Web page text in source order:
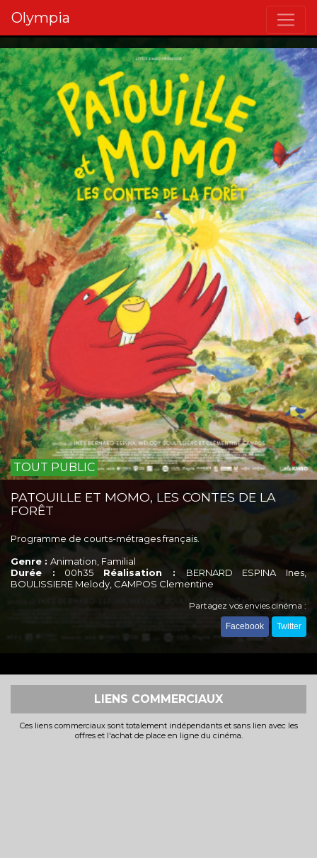
Olympia
TOUT PUBLIC
PATOUILLE ET MOMO, LES CONTES DE LA
FORÊT
Programme de courts-métrages français.
Genre : Animation, Familial
Durée :
00h35 Réalisation : BERNARD ESPINA Ines,
BOULISSIERE Melody, CAMPOS Clementine
Partagez vos envies cinéma :
Facebook Twitter
LIENS COMMERCIAUX
Ces liens commerciaux sont totalement indépendants et sans lien avec les
offres et l'achat de place en ligne du cinéma.